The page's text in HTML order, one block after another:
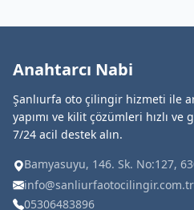
Anahtarcı Nabi
Şanlıurfa oto çilingir hizmeti ile
yapımı ve kilit çözümleri hızlı
7/24 acil destek alın.
Bamyasuyu, 146. Sk. No:127,
info@sanliurfaotocilingir.com.tr
05306483896